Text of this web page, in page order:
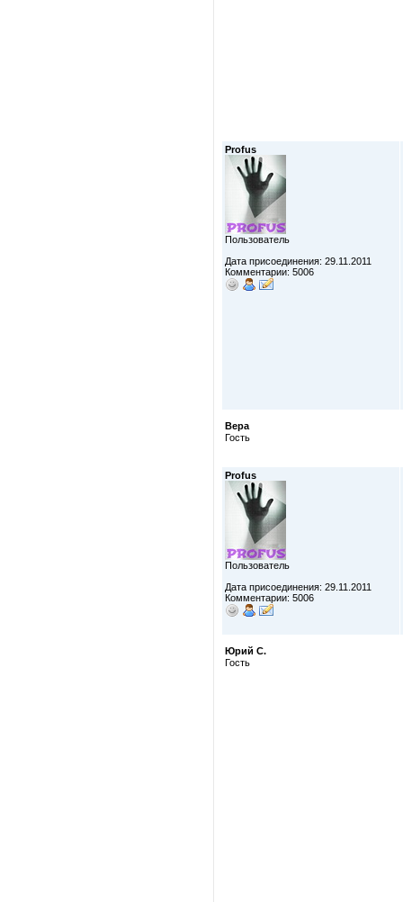
Profus
Пользователь
Дата присоединения: 29.11.2011
Комментарии: 5006
Вера
Гость
Profus
Пользователь
Дата присоединения: 29.11.2011
Комментарии: 5006
Юрий С.
Гость